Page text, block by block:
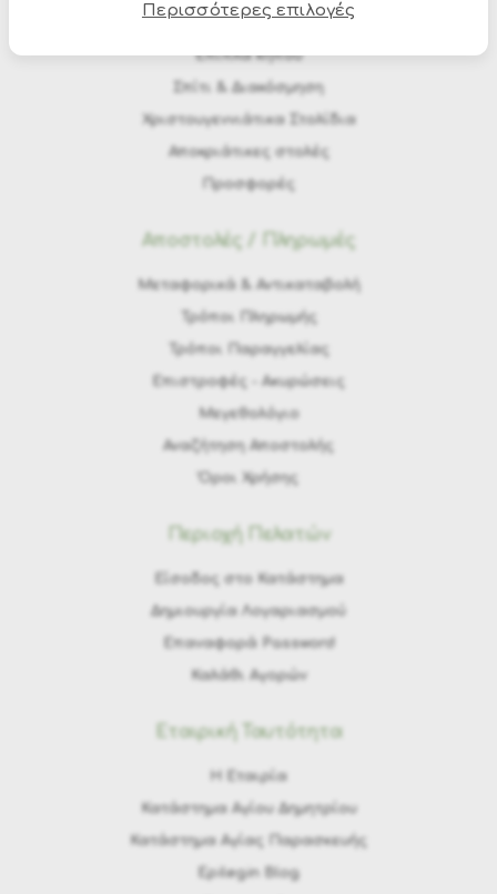
Προϊόντα
Έπιπλα κήπου
Σπίτι & Διακόσμηση
Χριστουγεννιάτικα Στολίδια
Αποκριάτικες στολές
Προσφορές
Αποστολές / Πληρωμές
Μεταφορικά & Αντικαταβολή
Τρόποι Πληρωμής
Τρόποι Παραγγελίας
Eπιστροφές - Ακυρώσεις
Μεγεθολόγιο
Αναζήτηση Αποστολής
Όροι Χρήσης
Περιοχή Πελατών
Είσοδος στο Κατάστημα
Δημιουργία Λογαριασμού
Επαναφορά Password
Καλάθι Αγορών
Εταιρική Ταυτότητα
H Εταιρία
Κατάστημα Αγίου Δημητρίου
Κατάστημα Αγίας Παρασκευής
Epilegin Blog
Περισσότερες επιλογές